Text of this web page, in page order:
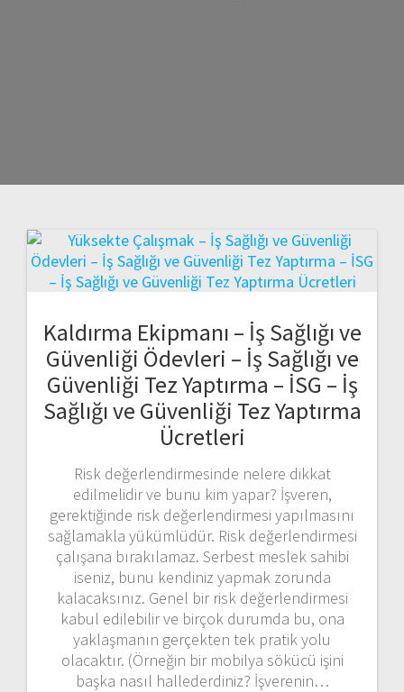
Kaldırma Ekipmanı – İş Sağlığı ve
Güvenliği Ödevleri – İş Sağlığı ve
Güvenliği Tez Yaptırma – İSG – İş
Sağlığı ve Güvenliği Tez Yaptırma
Ücretleri
Risk değerlendirmesinde nelere dikkat
edilmelidir ve bunu kim yapar? İşveren,
gerektiğinde risk değerlendirmesi yapılmasını
sağlamakla yükümlüdür. Risk değerlendirmesi
çalışana bırakılamaz. Serbest meslek sahibi
iseniz, bunu kendiniz yapmak zorunda
kalacaksınız. Genel bir risk değerlendirmesi
kabul edilebilir ve birçok durumda bu, ona
yaklaşmanın gerçekten tek pratik yolu
olacaktır. (Örneğin bir mobilya sökücü işini
başka nasıl hallederdiniz? İşverenin…